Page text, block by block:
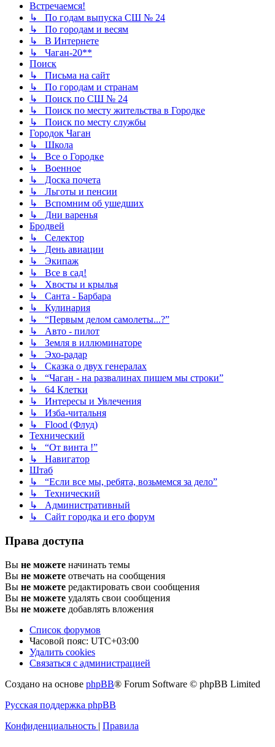
Встречаемся!
↳ По годам выпуска СШ № 24
↳ По городам и весям
↳ В Интернете
↳ Чаган-20**
Поиск
↳ Письма на сайт
↳ По городам и странам
↳ Поиск по СШ № 24
↳ Поиск по месту жительства в Городке
↳ Поиск по месту службы
Городок Чаган
↳ Школа
↳ Все о Городке
↳ Военное
↳ Доска почета
↳ Льготы и пенсии
↳ Вспомним об ушедших
↳ Дни варенья
Бродвей
↳ Селектор
↳ День авиации
↳ Экипаж
↳ Все в сад!
↳ Хвосты и крылья
↳ Санта - Барбара
↳ Кулинария
↳ “Первым делом самолеты...?”
↳ Авто - пилот
↳ Земля в иллюминаторе
↳ Эхо-радар
↳ Сказка о двух генералах
↳ “Чаган - на развалинах пишем мы строки”
↳ 64 Клетки
↳ Интересы и Увлечения
↳ Изба-читальня
↳ Flood (Флуд)
Технический
↳ “От винта !”
↳ Навигатор
Штаб
↳ “Если все мы, ребята, возьмемся за дело”
↳ Технический
↳ Административный
↳ Сайт городка и его форум
Права доступа
Вы не можете начинать темы
Вы не можете отвечать на сообщения
Вы не можете редактировать свои сообщения
Вы не можете удалять свои сообщения
Вы не можете добавлять вложения
Список форумов
Часовой пояс: UTC+03:00
Удалить cookies
Связаться с администрацией
Создано на основе phpBB® Forum Software © phpBB Limited
Русская поддержка phpBB
Конфиденциальность | Правила